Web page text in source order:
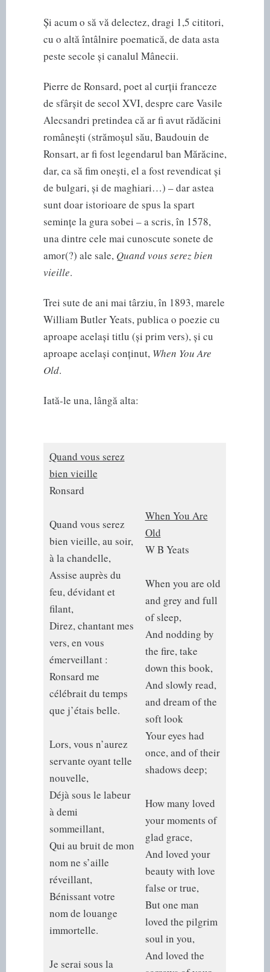
Și acum o să vă delectez, dragi 1,5 cititori,
cu o altă întâlnire poematică, de data asta
peste secole și canalul Mânecii.
Pierre de Ronsard, poet al curții franceze
de sfârșit de secol XVI, despre care Vasile
Alecsandri pretindea că ar fi avut rădăcini
românești (strămoșul său, Baudouin de
Ronsart, ar fi fost legendarul ban Mărăcine,
dar, ca să fim onești, el a fost revendicat și
de bulgari, și de maghiari…) – dar astea
sunt doar istorioare de spus la spart
semințe la gura sobei – a scris, în 1578,
una dintre cele mai cunoscute sonete de
amor(?) ale sale, Quand vous serez bien
vieille.
Trei sute de ani mai târziu, în 1893, marele
William Butler Yeats, publica o poezie cu
aproape același titlu (și prim vers), și cu
aproape același conținut, When You Are
Old.
Iată-le una, lângă alta:
Quand vous serez
bien vieille
Ronsard
Quand vous serez
bien vieille, au soir,
à la chandelle,
Assise auprès du
feu, dévidant et
filant,
Direz, chantant mes
vers, en vous
émerveillant :
Ronsard me
célébrait du temps
que j’étais belle.
Lors, vous n’aurez
servante oyant telle
nouvelle,
Déjà sous le labeur
à demi
sommeillant,
Qui au bruit de mon
nom ne s’aille
réveillant,
Bénissant votre
nom de louange
immortelle.
Je serai sous la
When You Are
Old
W B Yeats
When you are old
and grey and full
of sleep,
And nodding by
the fire, take
down this book,
And slowly read,
and dream of the
soft look
Your eyes had
once, and of their
shadows deep;
How many loved
your moments of
glad grace,
And loved your
beauty with love
false or true,
But one man
loved the pilgrim
soul in you,
And loved the